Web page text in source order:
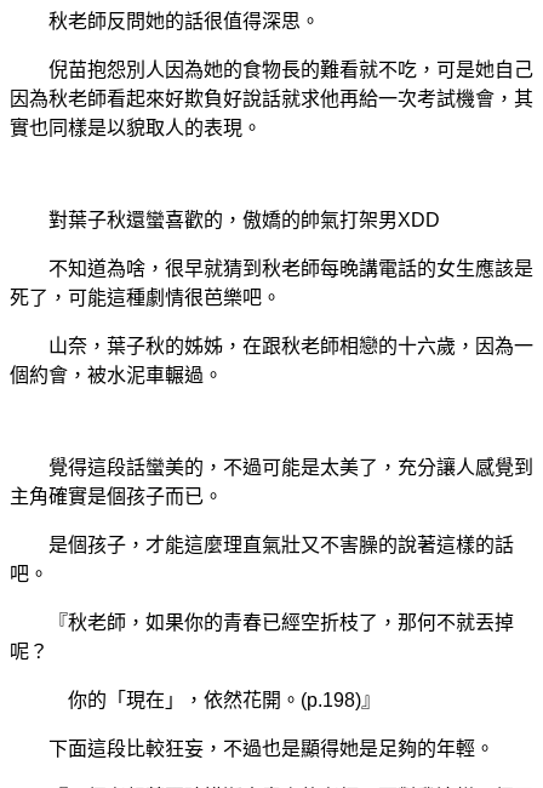
秋老師反問她的話很值得深思。
倪苗抱怨別人因為她的食物長的難看就不吃，可是她自己
因為秋老師看起來好欺負好說話就求他再給一次考試機會，其
實也同樣是以貌取人的表現。
對葉子秋還蠻喜歡的，傲嬌的帥氣打架男XDD
不知道為啥，很早就猜到秋老師每晚講電話的女生應該是
死了，可能這種劇情很芭樂吧。
山奈，葉子秋的姊姊，在跟秋老師相戀的十六歲，因為一
個約會，被水泥車輾過。
覺得這段話蠻美的，不過可能是太美了，充分讓人感覺到
主角確實是個孩子而已。
是個孩子，才能這麼理直氣壯又不害臊的說著這樣的話
吧。
『秋老師，如果你的青春已經空折枝了，那何不就丟掉
呢？
你的「現在」，依然花開。(p.198)』
下面這段比較狂妄，不過也是顯得她是足夠的年輕。